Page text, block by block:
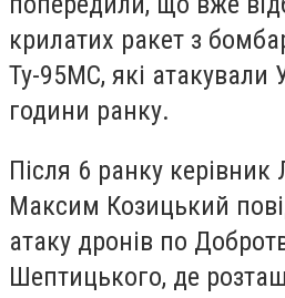
крилатих ракет з
Ту-95МС, які атакували
години ранку.
Після 6 ранку
Максим Козицький
атаку дронів по
Шептицького, де